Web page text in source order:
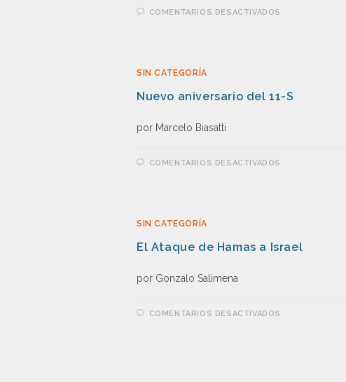
COMENTARIOS DESACTIVADOS
SIN CATEGORÍA
Nuevo aniversario del 11-S
por Marcelo Biasatti
COMENTARIOS DESACTIVADOS
SIN CATEGORÍA
El Ataque de Hamas a Israel
por Gonzalo Salimena
COMENTARIOS DESACTIVADOS